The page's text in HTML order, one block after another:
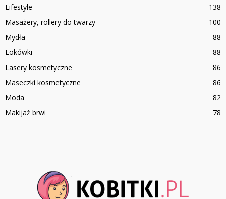
Lifestyle
138
Masażery, rollery do twarzy
100
Mydła
88
Lokówki
88
Lasery kosmetyczne
86
Maseczki kosmetyczne
86
Moda
82
Makijaż brwi
78